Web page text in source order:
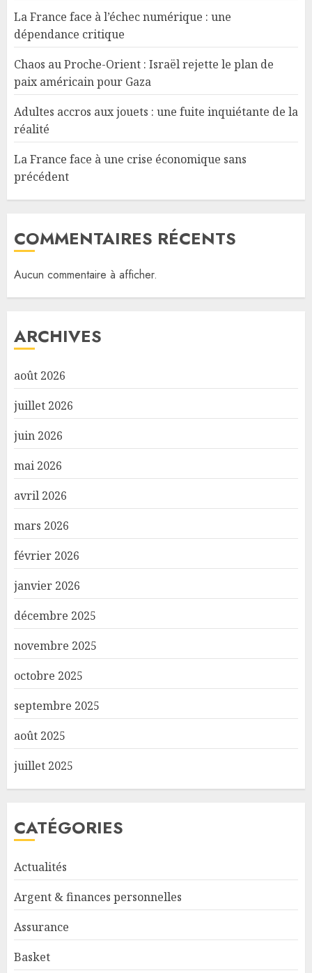
La France face à l’échec numérique : une
dépendance critique
Chaos au Proche-Orient : Israël rejette le plan de
paix américain pour Gaza
Adultes accros aux jouets : une fuite inquiétante de la
réalité
La France face à une crise économique sans
précédent
COMMENTAIRES RÉCENTS
Aucun commentaire à afficher.
ARCHIVES
août 2026
juillet 2026
juin 2026
mai 2026
avril 2026
mars 2026
février 2026
janvier 2026
décembre 2025
novembre 2025
octobre 2025
septembre 2025
août 2025
juillet 2025
CATÉGORIES
Actualités
Argent & finances personnelles
Assurance
Basket